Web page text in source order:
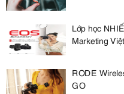
Lớp học
Marketing
RODE
GO